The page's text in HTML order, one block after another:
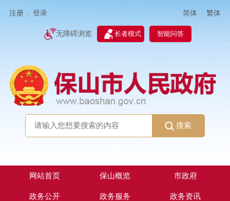
注册 登录 简体 | 繁体
无障碍浏览 长者模式 智能问答
搜索
网站首页 保山概览 市政府
政务公开 政务服务 政务资讯